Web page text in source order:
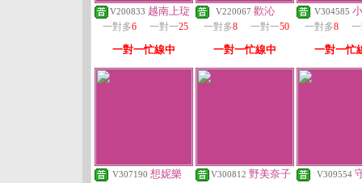
V200833 越南上琁
一對多6 一對一25
一對一忙線中
V220067 歡沁
一對多8 一對一50
一對一忙線中
V304585
一對多8
一對一忙
V307190 想妮樂 V300812 野美奈子 V309554